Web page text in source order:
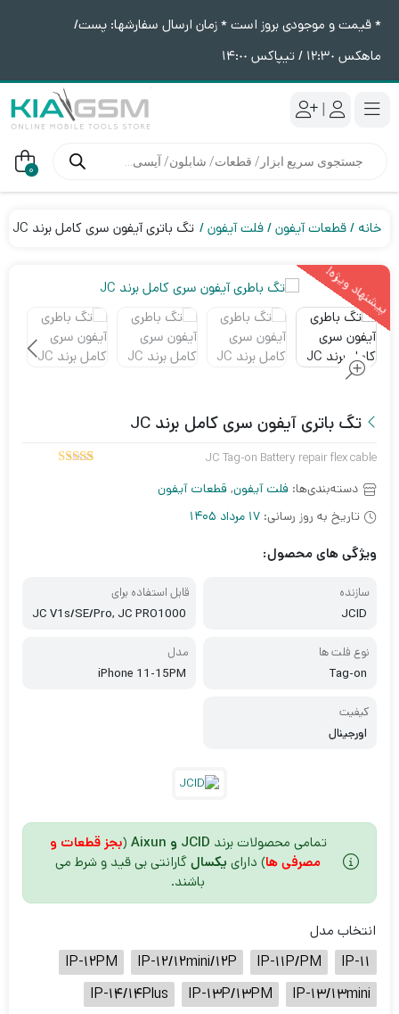
* قیمت و موجودی بروز است * زمان ارسال سفارشها: پست/
ماهکس ١٢:٣٠ / تیپاکس ١۴:٠٠
|
محصولات 0
خانه قطعات آیفون فلت آیفون تگ باتری آیفون سری کامل برند JC
پیشنهاد ویژه!
تگ باتری آیفون سری کامل برند JC
JC Tag-on Battery repair flex cable
دسته‌بندی‌ها: فلت آیفون, قطعات آیفون
تاریخ به روز رسانی: 17 مرداد 1405
ویژگی های محصول:
سازنده
JCID
قابل استفاده برای
JC V1s/SE/Pro, JC PRO1000
نوع فلت ها
Tag-on
مدل
iPhone 11-15PM
کیفیت
اورجینال
تمامی محصولات برند JCID و Aixun (بجز قطعات و
مصرفی ها) داراییکسالگارانتی بی قید و شرط می
باشند.
انتخاب مدل
IP-11
IP-11P/PM
IP-12/12mini/12P
IP-12PM
IP-13/13mini
IP-13P/13PM
IP-14/14Plus